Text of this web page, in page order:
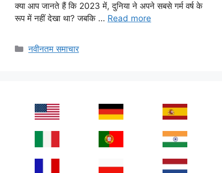
क्या आप जानते हैं कि 2023 में, दुनिया ने अपने सबसे गर्म वर्ष के
रूप में नहीं देखा था? जबकि … Read more
Categories
नवीनतम समाचार